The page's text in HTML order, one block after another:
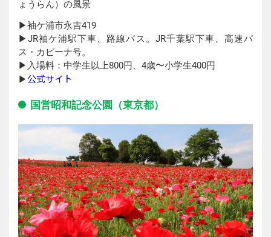
ょうらん）の風景
▶︎袖ケ浦市永吉419
▶︎JR袖ケ浦駅下車、路線バス。JR千葉駅下車、高速バ
ス・カピーナ号。
▶︎入場料：中学生以上800円、4歳〜小学生400円
▶︎ 公式サイト
国営昭和記念公園（東京都）